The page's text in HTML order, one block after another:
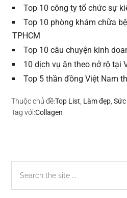
Top 10 công ty tổ chức sự
Top 10 phòng khám chữa
TPHCM
Top 10 câu chuyện kinh
10 dịch vụ ăn theo nở rộ tại
Top 5 thần đồng Việt Nam
Thuộc chủ đề:Top List, Làm đẹp,
Tag với:Collagen
Sidebar
chính
the